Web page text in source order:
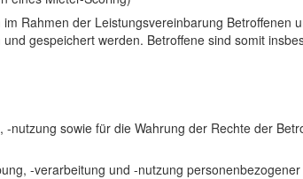
Rahmen der Leistungsvereinbarung Betroffenen
gespeichert werden. Betroffene sind somit
sowie für die Wahrung der Rechte der
-verarbeitung und -nutzung